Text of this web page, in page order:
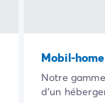
Mobil-
Notre
d’un